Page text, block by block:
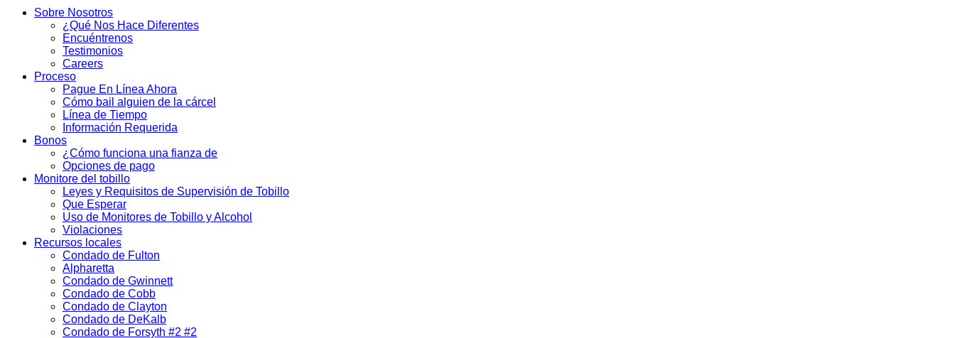
Sobre Nosotros
¿Qué Nos Hace Diferentes
Encuéntrenos
Testimonios
Careers
Proceso
Pague En Línea Ahora
Cómo bail alguien de la cárcel
Línea de Tiempo
Información Requerida
Bonos
¿Cómo funciona una fianza de
Opciones de pago
Monitore del tobillo
Leyes y Requisitos de Supervisión de Tobillo
Que Esperar
Uso de Monitores de Tobillo y Alcohol
Violaciones
Recursos locales
Condado de Fulton
Alpharetta
Condado de Gwinnett
Condado de Cobb
Condado de Clayton
Condado de DeKalb
Condado de Forsyth #2 #2